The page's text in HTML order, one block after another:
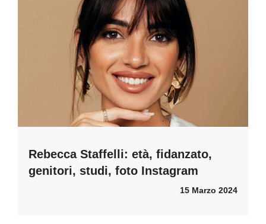
Rebecca Staffelli: età, fidanzato,
genitori, studi, foto Instagram
15 Marzo 2024